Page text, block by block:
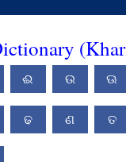
ଈ ଉ ଊ
ଢ ଣ ତ